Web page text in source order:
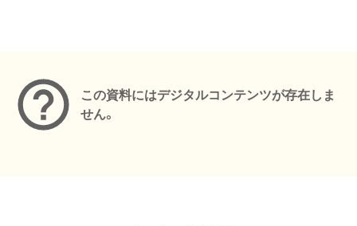
この資料にはデジタルコンテンツが存在しま
せん。